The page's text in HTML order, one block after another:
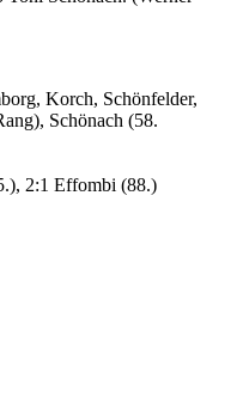
Korch, Schönfelder,
Schönach (58.
2:1 Effombi (88.)